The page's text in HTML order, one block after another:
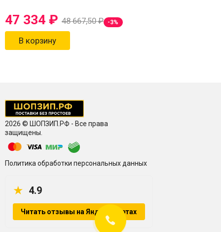
47 334 ₽ 48 667,50₽ -3%
В корзину
2026 © ШОПЗИП.РФ - Все права
защищены.
Политика обработки персональных данных
★ 4.9
Читать отзывы на Яндекс.Картах